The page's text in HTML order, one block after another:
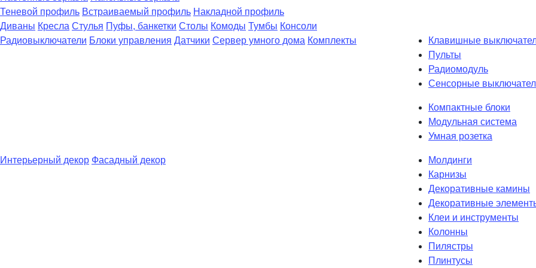
Теневой профиль Встраиваемый профиль Накладной профиль
Диваны Кресла Стулья Пуфы, банкетки Столы Комоды Тумбы Консоли
Радиовыключатели Блоки управления Датчики Сервер умного дома Комплекты
Клавишные
Пульты
Радиомодуль
Сенсорные
Компактные блоки
Модульная система
Умная розетка
Интерьерный декор Фасадный декор
Молдинги
Карнизы
Декоративные камины
Декоративные
Клеи и инструменты
Колонны
Пилястры
Плинтусы